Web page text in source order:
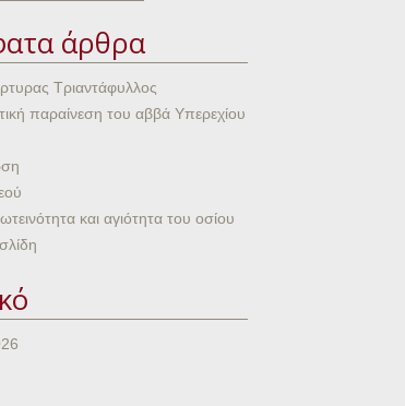
άρθρα
Τριαντάφυλλος
παραίνεση του αββά Υπερεχίου
και αγιότητα του οσίου